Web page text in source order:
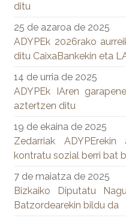
ditu
25 de azaroa de 2025
ADYPEk 2026rako
ditu CaixaBankekin eta
14 de urria de 2025
ADYPEk IAren
aztertzen ditu
19 de ekaina de 2025
Zedarriak
kontratu sozial berri bat
7 de maiatza de 2025
Bizkaiko Diputatu
Batzordearekin bildu da